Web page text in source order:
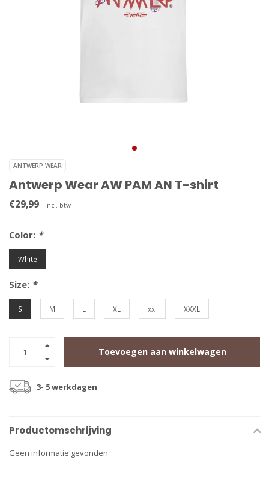
ANTWERP WEAR
Antwerp Wear AW PAM AN T-shirt
€29,99 Incl. btw
Color: *
White
Size: *
S M L XL xxl XXXL
Toevoegen aan winkelwagen
3- 5 werkdagen
Productomschrijving
Geen informatie gevonden